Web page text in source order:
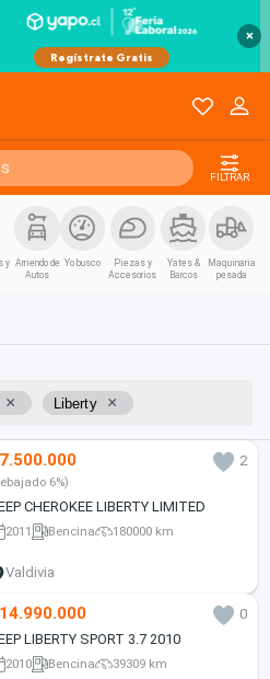
×
FILTRAR
y Arriendo de
Autos
Yo busco
Piezas y
Accesorios
Yates &
Barcos
Maquinaria
pesada
× Liberty ×
2
6%)
CHEROKEE LIBERTY LIMITED
2011 Bencina 180000 km
Valdivia
0
LIBERTY SPORT 3.7 2010
2010 Bencina 39309 km